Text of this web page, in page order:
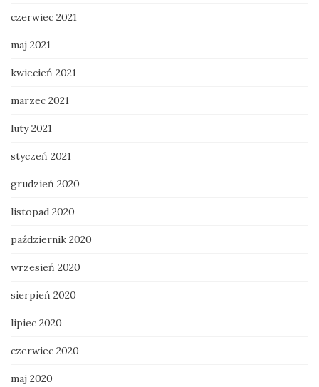
czerwiec 2021
maj 2021
kwiecień 2021
marzec 2021
luty 2021
styczeń 2021
grudzień 2020
listopad 2020
październik 2020
wrzesień 2020
sierpień 2020
lipiec 2020
czerwiec 2020
maj 2020